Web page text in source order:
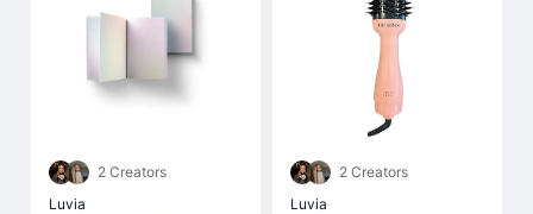
2 Creators
Luvia
2 Creators
Luvia